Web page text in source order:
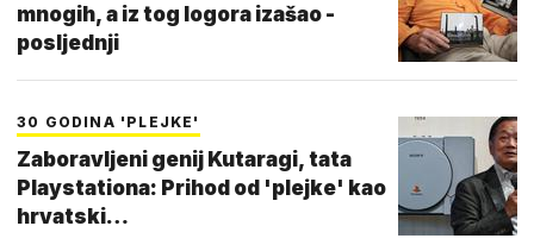
mnogih, a iz tog logora izašao -
posljednji
30 GODINA 'PLEJKE'
Zaboravljeni genij Kutaragi, tata
Playstationa: Prihod od 'plejke' kao
hrvatski…